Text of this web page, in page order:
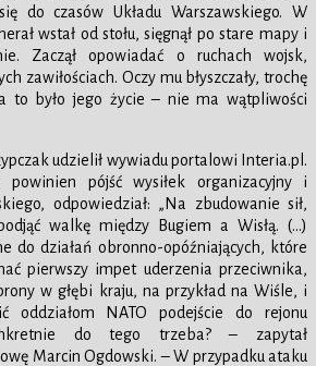
do czasów Układu Warszawskiego. W
wstał od stołu, sięgnął po stare mapy i
Zaczął opowiadać o ruchach wojsk,
zawiłościach. Oczy mu błyszczały, trochę
to było jego życie – nie ma wątpliwości
udzielił wywiadu portalowi Interia.pl.
pójść wysiłek organizacyjny i
odpowiedział: „Na zbudowanie sił,
walkę między Bugiem a Wisłą. (…)
do działań obronno-opóźniających, które
pierwszy impet uderzenia przeciwnika,
w głębi kraju, na przykład na Wiśle, i
oddziałom NATO podejście do rejonu
do tego trzeba? – zapytał
Marcin Ogdowski. – W przypadku ataku